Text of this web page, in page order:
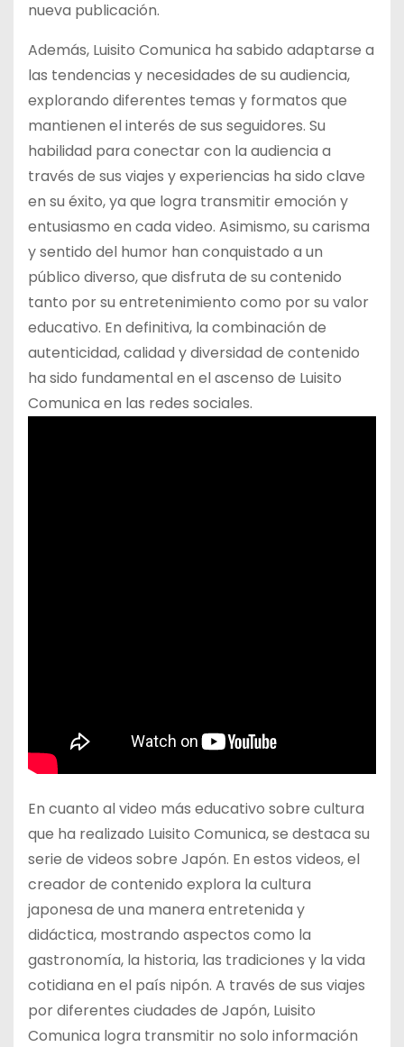
nueva publicación.
Además, Luisito Comunica ha sabido adaptarse a
las tendencias y necesidades de su audiencia,
explorando diferentes temas y formatos que
mantienen el interés de sus seguidores. Su
habilidad para conectar con la audiencia a
través de sus viajes y experiencias ha sido clave
en su éxito, ya que logra transmitir emoción y
entusiasmo en cada video. Asimismo, su carisma
y sentido del humor han conquistado a un
público diverso, que disfruta de su contenido
tanto por su entretenimiento como por su valor
educativo. En definitiva, la combinación de
autenticidad, calidad y diversidad de contenido
ha sido fundamental en el ascenso de Luisito
Comunica en las redes sociales.
En cuanto al video más educativo sobre cultura
que ha realizado Luisito Comunica, se destaca su
serie de videos sobre Japón. En estos videos, el
creador de contenido explora la cultura
japonesa de una manera entretenida y
didáctica, mostrando aspectos como la
gastronomía, la historia, las tradiciones y la vida
cotidiana en el país nipón. A través de sus viajes
por diferentes ciudades de Japón, Luisito
Comunica logra transmitir no solo información